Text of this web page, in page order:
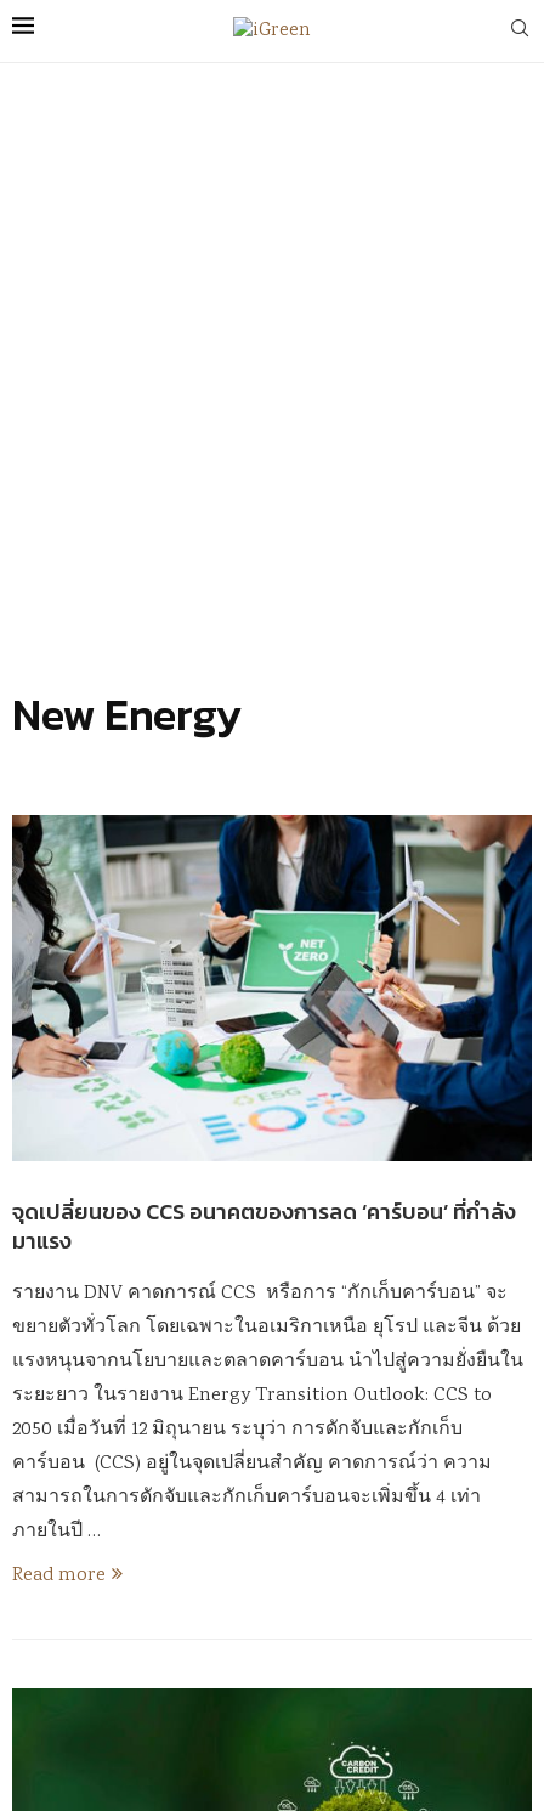
New Energy
จุดเปลี่ยนของ CCS อนาคตของการลด ‘คาร์บอน’ ที่กำลัง
มาแรง
รายงาน DNV คาดการณ์ CCS หรือการ “กักเก็บคาร์บอน” จะ
ขยายตัวทั่วโลก โดยเฉพาะในอเมริกาเหนือ ยุโรป และจีน ด้วย
แรงหนุนจากนโยบายและตลาดคาร์บอน นำไปสู่ความยั่งยืนใน
ระยะยาว ในรายงาน Energy Transition Outlook: CCS to
2050 เมื่อวันที่ 12 มิถุนายน ระบุว่า การดักจับและกักเก็บ
คาร์บอน (CCS) อยู่ในจุดเปลี่ยนสำคัญ คาดการณ์ว่า ความ
สามารถในการดักจับและกักเก็บคาร์บอนจะเพิ่มขึ้น 4 เท่า
ภายในปี …
Read more